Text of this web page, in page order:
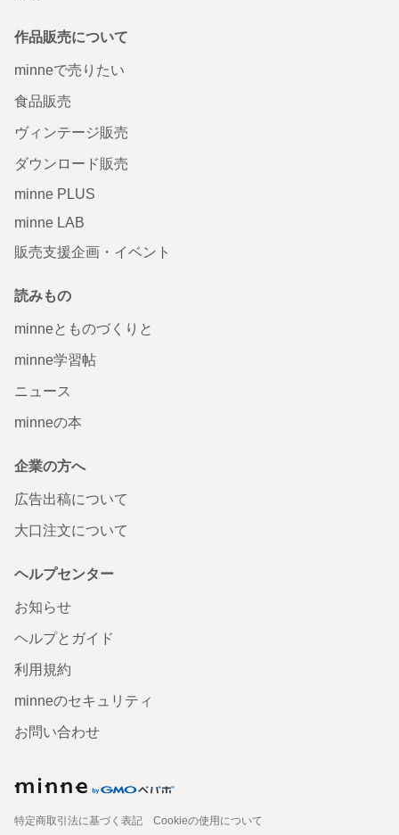
作品販売について
minneで売りたい
食品販売
ヴィンテージ販売
ダウンロード販売
minne PLUS
minne LAB
販売支援企画・イベント
読みもの
minneとものづくりと
minne学習帖
ニュース
minneの本
企業の方へ
広告出稿について
大口注文について
ヘルプセンター
お知らせ
ヘルプとガイド
利用規約
minneのセキュリティ
お問い合わせ
特定商取引法に基づく表記
Cookieの使用について